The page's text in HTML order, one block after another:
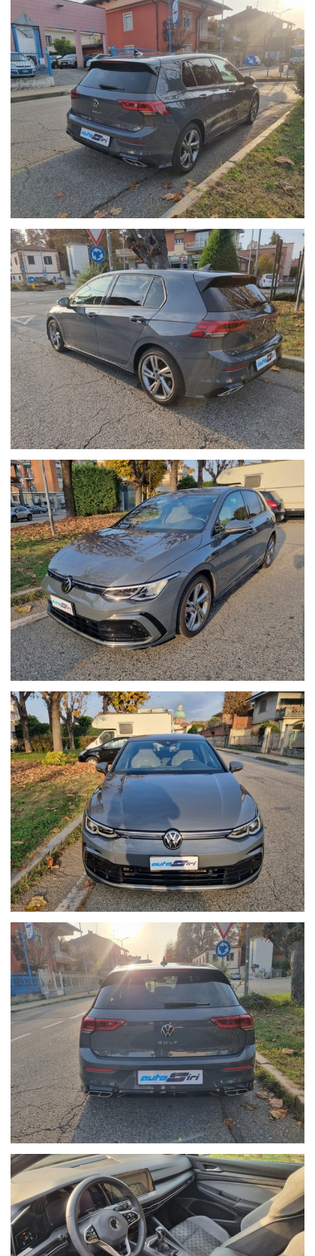
Visitate anche il nostro siti autosiri.it per scoprire tutte le nostre
offerte oltre alla nostra storia che ormai dura da più di 40 anni...